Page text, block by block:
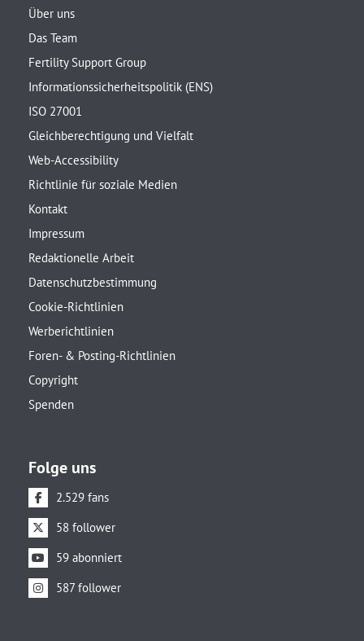
Über uns
Das Team
Fertility Support Group
Informationssicherheitspolitik (ENS)
ISO 27001
Gleichberechtigung und Vielfalt
Web-Accessibility
Richtlinie für soziale Medien
Kontakt
Impressum
Redaktionelle Arbeit
Datenschutzbestimmung
Cookie-Richtlinien
Werberichtlinien
Foren- & Posting-Richtlinien
Copyright
Spenden
Folge uns
2.529 fans
58 follower
59 abonniert
587 follower